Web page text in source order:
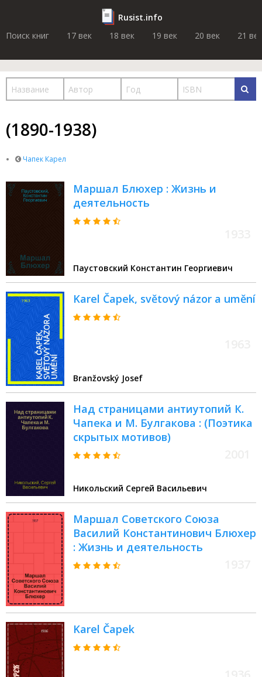
Rusist.info
Поиск книг
17 век 18 век 19 век 20 век 21 век
(1890-1938)
Чапек Карел
Маршал Блюхер : Жизнь и
деятельность
Паустовский Константин Георгиевич
Karel Čapek, světový názor a umění
Branžovský Josef
Над страницами антиутопий К.
Чапека и М. Булгакова : (Поэтика
скрытых мотивов)
Никольский Сергей Васильевич
Маршал Советского Союза
Василий Константинович Блюхер
: Жизнь и деятельность
Karel Čapek